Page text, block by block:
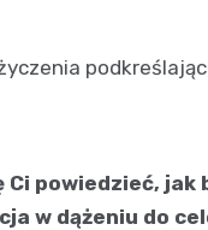
Ci powiedzieć,
w dążeniu do